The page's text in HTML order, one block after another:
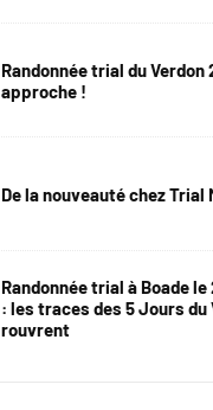
Randonnée trial du Verdon
approche !
De la nouveauté chez Trial
Randonnée trial à Boade
: les traces des 5 Jours du
rouvrent